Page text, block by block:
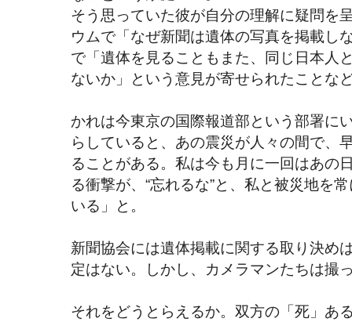
そう思っていた彼が自分の理解に疑問を
ウムで「なぜ新聞は遺体の写真を掲載し
で「遺体を見ることもまた、同じ日本人
ないか」という意見が寄せられたことな
かれは今東京の国際報道部という部署に
らしていると、あの震災が人々の間で、
ることがある。私は今も月に一回はあの
る衝撃が、“忘れるな”と、私と被災地を
いる」と。
新聞協会には遺体掲載に関する取り決め
定はない。しかし、カメラマンたちは撮
それをどうとらえるか。双方の「死」あ